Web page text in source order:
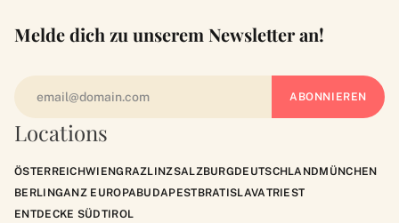
Locations
ÖSTERREICHWIENGRAZLINZSALZBURGDEUTSCHLANDMÜNCHEN
BERLINGANZ EUROPABUDAPESTBRATISLAVATRIEST
ENTDECKE SÜDTIROL
Melde dich zu unserem Newsletter an!